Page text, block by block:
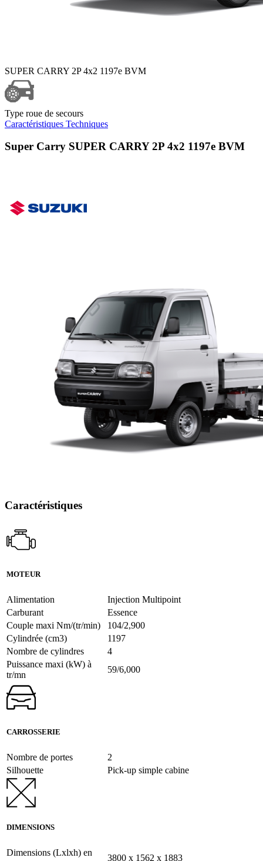
SUPER CARRY 2P 4x2 1197e BVM
Type roue de secours
Caractéristiques Techniques
Super Carry SUPER CARRY 2P 4x2 1197e BVM
Caractéristiques
MOTEUR
Alimentation
Injection Multipoint
Carburant
Essence
Couple maxi Nm/(tr/min)
104/2,900
Cylindrée (cm3)
1197
Nombre de cylindres
4
Puissance maxi (kW) à
tr/mn
59/6,000
CARROSSERIE
Nombre de portes
2
Silhouette
Pick-up simple cabine
DIMENSIONS
Dimensions (Lxlxh) en
3800 x 1562 x 1883